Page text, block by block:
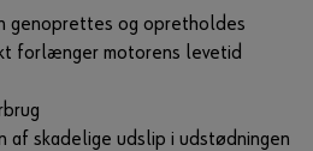
genoprettes og opretholdes
forlænger motorens levetid
af skadelige udslip i udstødningen